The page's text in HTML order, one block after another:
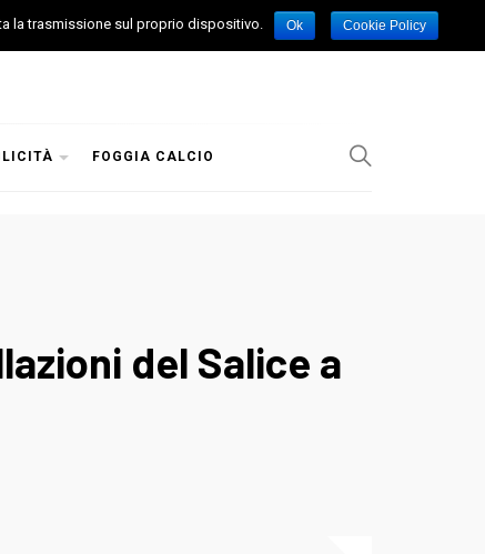
FOGGIA CALCIO
del Salice a
la trasmissione sul proprio dispositivo. Ok Cookie Policy